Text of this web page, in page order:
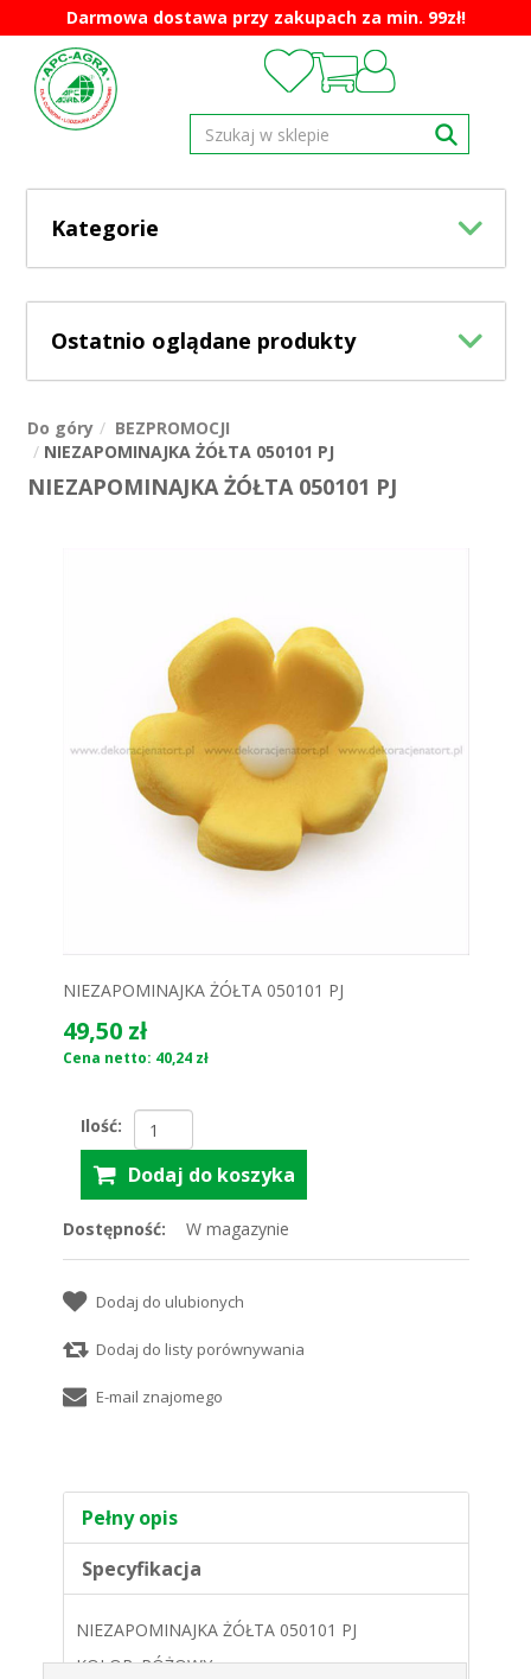
Darmowa dostawa przy zakupach za min. 99zł!
Kategorie
Ostatnio oglądane produkty
Do góry
BEZPROMOCJI
NIEZAPOMINAJKA ŻÓŁTA 050101 PJ
NIEZAPOMINAJKA ŻÓŁTA 050101 PJ
NIEZAPOMINAJKA ŻÓŁTA 050101 PJ
49,50 zł
Cena netto: 40,24 zł
Ilość:
Dostępność: W magazynie
Pełny opis
Specyfikacja
NIEZAPOMINAJKA ŻÓŁTA 050101 PJ
KOLOR: RÓŻOWY